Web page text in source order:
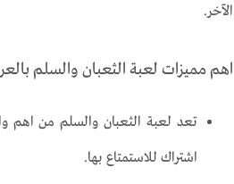
الآخر.
اهم مميزات لعبة الثعبان والسلم
تعد لعبة الثعبان والسلم من اهم
اشتراك للاستمتاع بها.